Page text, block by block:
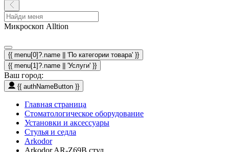
Микроскоп Alltion
{{ menu[0]?.name || 'По категории товара' }}
{{ menu[1]?.name || 'Услуги' }}
Ваш город:
{{ authNameButton }}
Главная страница
Стоматологическое оборудование
Установки и аксессуары
Стулья и седла
Arkodor
Arkodor AR-Z69B стул